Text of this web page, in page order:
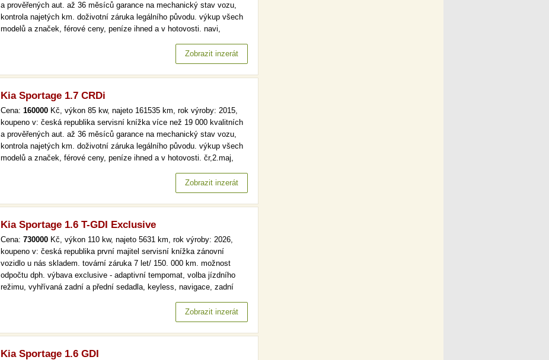
a prověřených aut. až 36 měsíců garance na mechanický stav vozu,
kontrola najetých km. doživotní záruka legálního původu. výkup všech
modelů a značek, férové ceny, peníze ihned a v hotovosti. navi,
až 36 měsíců garance na mechanický stav vozu, kontrola…Zobrazit inzerát
Kia Sportage 1.7 CRDi
Cena: 160000 Kč, výkon 85 kw, najeto 161535 km, rok výroby: 2015,
koupeno v: česká republika servisní knížka více než 19 000 kvalitních
a prověřených aut. až 36 měsíců garance na mechanický stav vozu,
kontrola najetých km. doživotní záruka legálního původu. výkup všech
modelů a značek, férové ceny, peníze ihned a v hotovosti. čr,2.maj,
aut. až 36 měsíců garance na mechanický stav vozu,…Zobrazit inzerát
Kia Sportage 1.6 T-GDI Exclusive
Cena: 730000 Kč, výkon 110 kw, najeto 5631 km, rok výroby: 2026,
koupeno v: česká republika první majitel servisní knížka zánovní
vozidlo u nás skladem. tovární záruka 7 let/ 150. 000 km. možnost
odpočtu dph. výbava exclusive - adaptivní tempomat, volba jízdního
režimu, vyhřívaná zadní a přední sedadla, keyless, navigace, zadní
mnoho dalšího. více než 19 000 kvalitních a prověřených aut. až…
Zobrazit inzerát
Kia Sportage 1.6 GDI